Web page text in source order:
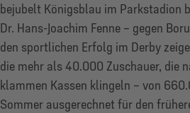
bejubelt Königsblau im Parkstadion
Dr. Hans-Joachim Fenne – gegen
den sportlichen Erfolg im Derby
die mehr als 40.000 Zuschauer, die
klammen Kassen klingeln – von
Sommer ausgerechnet für den